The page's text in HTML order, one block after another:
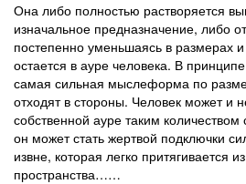
Она либо полностью растворяется
изначальное предназначение, либо
постепенно уменьшаясь в размерах
остается в ауре человека. В
самая сильная мыслеформа по
отходят в стороны. Человек может и
собственной ауре таким количеством
он может стать жертвой подключки
извне, которая легко притягивается
пространства……